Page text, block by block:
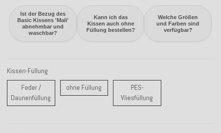
Ist der Bezug des
Basic Kissens 'Mali'
abnehmbar und
waschbar?
Kann ich das
Kissen auch ohne
Füllung bestellen?
Welche Größen
und Farben sind
verfügbar?
Kissen-Füllung
Feder /
Daunenfüllung Feder / Daunenfüllung
ohne Füllung ohne FüllungPES-
Vliesfüllung